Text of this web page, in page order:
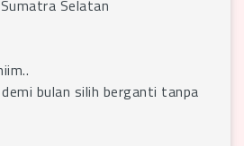
Selatan
bulan silih berganti tanpa